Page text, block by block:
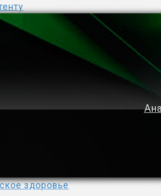
здоровье